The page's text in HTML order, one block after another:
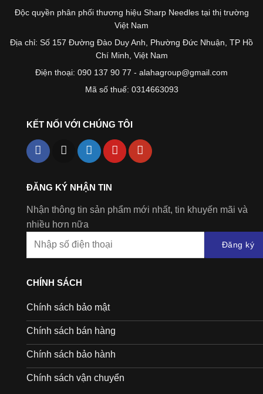
Độc quyền phân phối thương hiệu Sharp Needles tại thị trường
Việt Nam
Địa chỉ: Số 157 Đường Đào Duy Anh, Phường Đức Nhuận, TP Hồ
Chí Minh, Việt Nam
Điện thoại: 090 137 90 77 - alahagroup@gmail.com
Mã số thuế: 0314663093
KẾT NỐI VỚI CHÚNG TÔI
ĐĂNG KÝ NHẬN TIN
Nhận thông tin sản phẩm mới nhất, tin khuyến mãi và
nhiều hơn nữa
Đăng ký
CHÍNH SÁCH
Chính sách bảo mật
Chính sách bán hàng
Chính sách bảo hành
Chính sách vận chuyển